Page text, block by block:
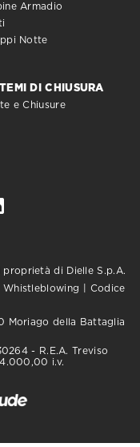
Armadio
Notte
DI CHIUSURA
e Chiusure
di Dielle S.p.A.
Whistleblowing
Codice
Moriago della Battaglia
- R.E.A. Treviso
i.v.